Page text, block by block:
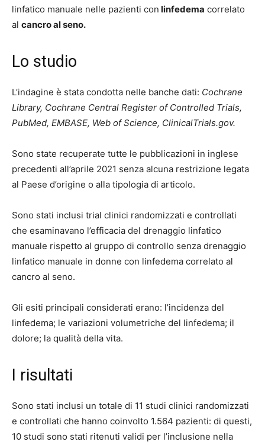
linfatico manuale nelle pazienti con linfedema correlato
al cancro al seno.
Lo studio
L’indagine è stata condotta nelle banche dati: Cochrane
Library, Cochrane Central Register of Controlled Trials,
PubMed, EMBASE, Web of Science, ClinicalTrials.gov.
Sono state recuperate tutte le pubblicazioni in inglese
precedenti all’aprile 2021 senza alcuna restrizione legata
al Paese d’origine o alla tipologia di articolo.
Sono stati inclusi trial clinici randomizzati e controllati
che esaminavano l’efficacia del drenaggio linfatico
manuale rispetto al gruppo di controllo senza drenaggio
linfatico manuale in donne con linfedema correlato al
cancro al seno.
Gli esiti principali considerati erano: l’incidenza del
linfedema; le variazioni volumetriche del linfedema; il
dolore; la qualità della vita.
I risultati
Sono stati inclusi un totale di 11 studi clinici randomizzati
e controllati che hanno coinvolto 1.564 pazienti: di questi,
10 studi sono stati ritenuti validi per l’inclusione nella